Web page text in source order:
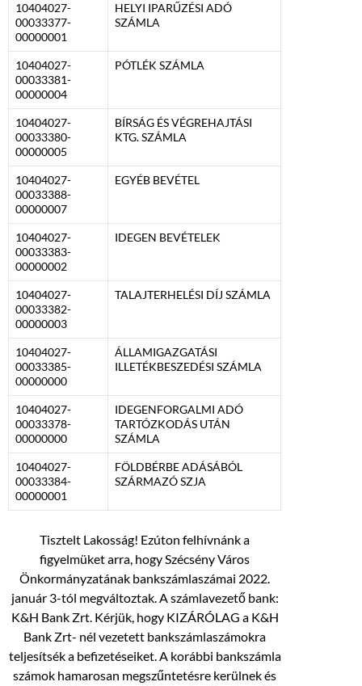
10404027-
00033377-
00000001
HELYI IPARŰZÉSI ADÓ
SZÁMLA
10404027-
00033381-
00000004
PÓTLÉK SZÁMLA
10404027-
00033380-
00000005
BÍRSÁG ÉS VÉGREHAJTÁSI
KTG. SZÁMLA
10404027-
00033388-
00000007
EGYÉB BEVÉTEL
10404027-
00033383-
00000002
IDEGEN BEVÉTELEK
10404027-
00033382-
00000003
TALAJTERHELÉSI DÍJ SZÁMLA
10404027-
00033385-
00000000
ÁLLAMIGAZGATÁSI
ILLETÉKBESZEDÉSI SZÁMLA
10404027-
00033378-
00000000
IDEGENFORGALMI ADÓ
TARTÓZKODÁS UTÁN
SZÁMLA
10404027-
00033384-
00000001
FÖLDBÉRBE ADÁSÁBÓL
SZÁRMAZÓ SZJA
Tisztelt Lakosság! Ezúton felhívnánk a
figyelmüket arra, hogy Szécsény Város
Önkormányzatának bankszámlaszámai 2022.
január 3-tól megváltoztak. A számlavezető bank:
K&H Bank Zrt. Kérjük, hogy KIZÁRÓLAG a K&H
Bank Zrt- nél vezetett bankszámlaszámokra
teljesítsék a befizetéseiket. A korábbi bankszámla
számok hamarosan megszűntetésre kerülnek és